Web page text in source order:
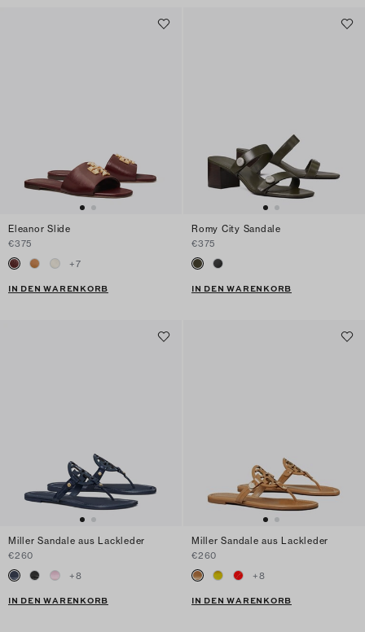
Eleanor Slide
€375
+7
IN DEN WARENKORB
Romy City Sandale
€375
IN DEN WARENKORB
Miller Sandale aus Lackleder
€260
+8
IN DEN WARENKORB
Miller Sandale aus Lackleder
€260
+8
IN DEN WARENKORB